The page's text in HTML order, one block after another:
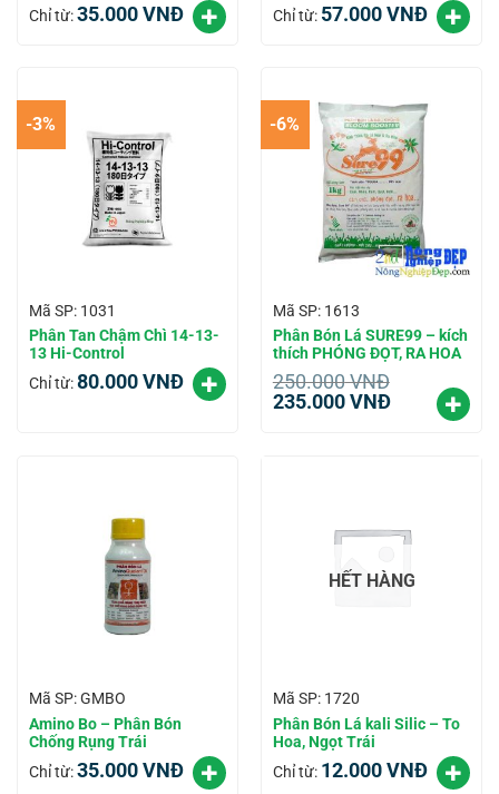
Chỉ từ:35.000VNĐ
Chỉ từ: 57.000VNĐ
-3%
Mã SP: 1031
Phân Tan Chậm Chì 14-13-
13 Hi-Control
Chỉ từ:80.000VNĐ
-6%
Mã SP: 1613
Phân Bón Lá SURE99 – kích
thích PHÓNG ĐỌT, RA HOA
250.000VNĐ
Giá
gốc
235.000VNĐGiá
hiện
Mã SP: GMBO
Amino Bo – Phân Bón
Chống Rụng Trái
Chỉ từ:35.000VNĐ
HẾT HÀNG
Mã SP: 1720
Phân Bón Lá kali Silic – To
Hoa, Ngọt Trái
Chỉ từ: 12.000VNĐ